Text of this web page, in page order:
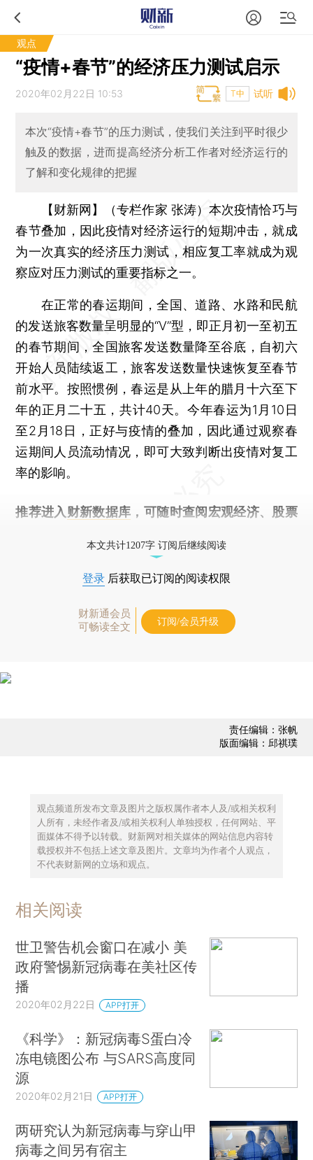
观点
“疫情+春节”的经济压力测试启示
试听
2020年02月22日 10:53 T中
本次“疫情+春节”的压力测试，使我们关注到平时很少
触及的数据，进而提高经济分析工作者对经济运行的
了解和变化规律的把握
【财新网】（专栏作家 张涛）本次疫情恰巧与
春节叠加，因此疫情对经济运行的短期冲击，就成
为一次真实的经济压力测试，相应复工率就成为观
察应对压力测试的重要指标之一。
在正常的春运期间，全国、道路、水路和民航
的发送旅客数量呈明显的“V”型，即正月初一至初五
的春节期间，全国旅客发送数量降至谷底，自初六
开始人员陆续返工，旅客发送数量快速恢复至春节
前水平。按照惯例，春运是从上年的腊月十六至下
年的正月二十五，共计40天。今年春运为1月10日
至2月18日，正好与疫情的叠加，因此通过观察春
运期间人员流动情况，即可大致判断出疫情对复工
率的影响。
推荐进入 财新数据库 ，可随时查阅宏观经济、股票
本文共计1207字 订阅后继续阅读
登录 后获取已订阅的阅读权限
财新通会员
可畅读全文
订阅/会员升级
责任编辑：张帆
版面编辑：邱祺璞
观点频道所发布文章及图片之版权属作者本人及/或相关权利
人所有，未经作者及/或相关权利人单独授权，任何网站、平
面媒体不得予以转载。财新网对相关媒体的网站信息内容转
载授权并不包括上述文章及图片。文章均为作者个人观点，
不代表财新网的立场和观点。
相关阅读
世卫警告机会窗口在减小 美
政府警惕新冠病毒在美社区传
播
2020年02月22日 APP打开
《科学》：新冠病毒S蛋白冷
冻电镜图公布 与SARS高度同
源
2020年02月21日 APP打开
两研究认为新冠病毒与穿山甲
病毒之间另有宿主